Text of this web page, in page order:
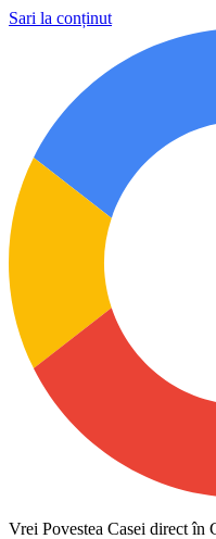
Sari la conținut
Vrei Povestea Casei direct în